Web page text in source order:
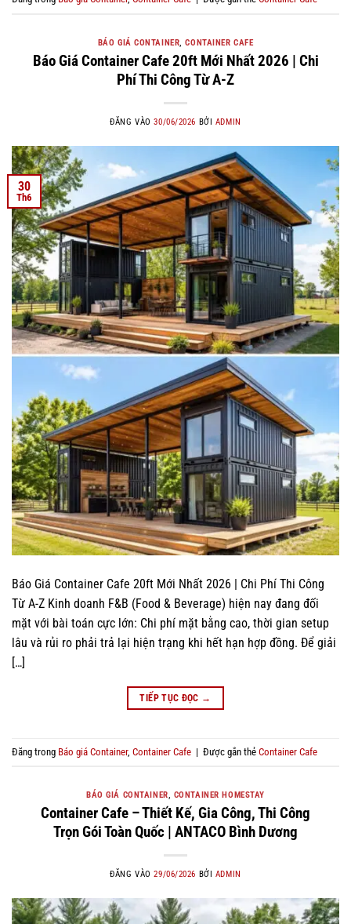
BÁO GIÁ CONTAINER,CONTAINER CAFE
Báo Giá Container Cafe 20ft Mới Nhất 2026 | Chi
Phí Thi Công Từ A-Z
ĐĂNG VÀO30/06/2026 BỞI ADMIN
30
Th6
Báo Giá Container Cafe 20ft Mới Nhất 2026 | Chi Phí Thi Công
Từ A-Z Kinh doanh F&B (Food & Beverage) hiện nay đang đối
mặt với bài toán cực lớn: Chi phí mặt bằng cao, thời gian setup
lâu và rủi ro phải trả lại hiện trạng khi hết hạn hợp đồng. Để giải
[…]
TIẾP TỤC ĐỌC →
Đăng trong Báo giá Container, Container Cafe | Được gắn thẻ Container Cafe
BÁO GIÁ CONTAINER, CONTAINER HOMESTAY
Container Cafe – Thiết Kế, Gia Công, Thi Công
Trọn Gói Toàn Quốc | ANTACO Bình Dương
ĐĂNG VÀO29/06/2026 BỞI ADMIN